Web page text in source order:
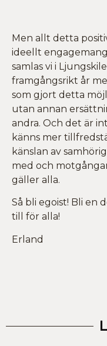
Men allt detta
ideellt
samlas vi i
framgångsrikt år
som gjort detta
utan annan
andra. Och det är
känns mer
känslan av
med och
gäller alla.
Så bli egoist! Bli en
till för alla!
Erland